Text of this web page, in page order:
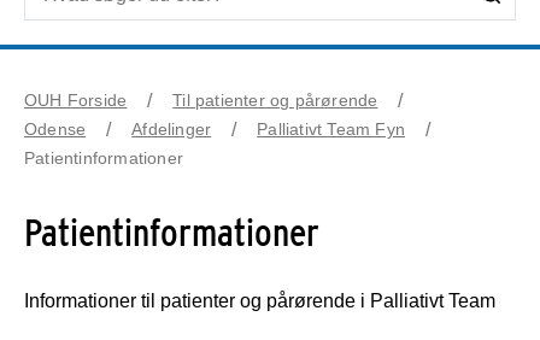
OUH Forside
Til patienter og pårørende
Odense
Afdelinger
Palliativt Team Fyn
Patientinformationer
Patientinformationer
Informationer til patienter og pårørende i Palliativt Team